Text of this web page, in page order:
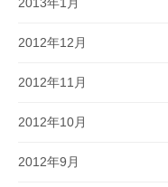
2012年12月
2012年11月
2012年10月
2012年9月